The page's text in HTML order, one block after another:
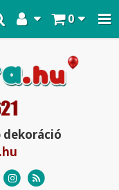
0
dekoráció